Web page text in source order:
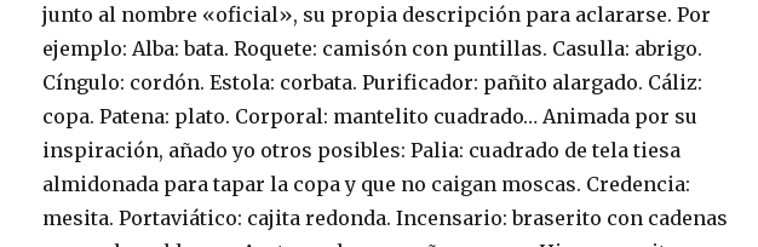
junto al nombre «oficial», su propia descripción para aclararse. Por
ejemplo: Alba: bata. Roquete: camisón con puntillas. Casulla: abrigo.
Cíngulo: cordón. Estola: corbata. Purificador: pañito alargado. Cáliz:
copa. Patena: plato. Corporal: mantelito cuadrado… Animada por su
inspiración, añado yo otros posibles: Palia: cuadrado de tela tiesa
almidonada para tapar la copa y que no caigan moscas. Credencia:
mesita. Portaviático: cajita redonda. Incensario: braserito con cadenas